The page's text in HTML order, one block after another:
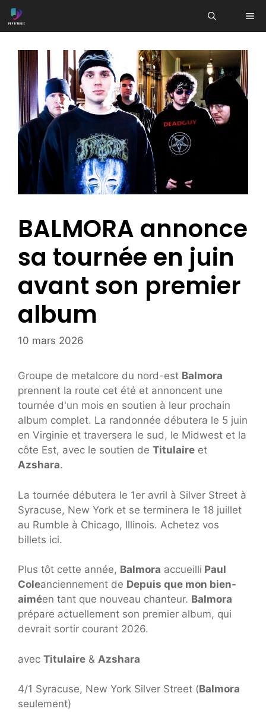
Aller
au
BALMORA annonce
sa tournée en juin
avant son premier
album
10 mars 2026
Groupe de metalcore du nord-est Balmora
prennent la route cet été et annoncent une
tournée d'un mois en soutien à leur prochain
album complet. La randonnée débutera le 5 juin
en Virginie et traversera le sud, le Midwest et la
côte Est, avec le soutien de Titulaire et
Azshara.
La tournée débutera le 1er avril à Silver Street à
Syracuse, New York et se terminera le 18 juillet
au Rumble à Chicago, Illinois. Achetez vos
billets ici.
Plus tôt cette année, Balmora accueilli Paul
Coleanciennement de Depuis que mon bien-
aiméen tant que nouveau chanteur. Balmora
prépare actuellement son premier album, qui
devrait sortir courant 2026.
avec Titulaire & Azshara
4/1 Syracuse, New York Silver Street (Balmora
seulement)